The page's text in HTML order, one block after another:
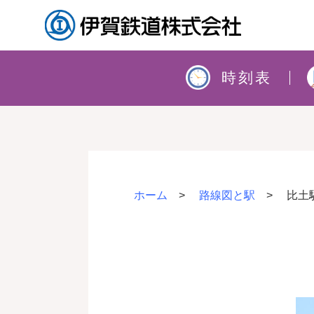
時刻表
ホーム 路線図と駅 比土